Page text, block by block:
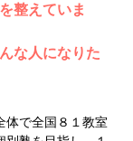
整えていま
な人になりた
体で全国８１教室